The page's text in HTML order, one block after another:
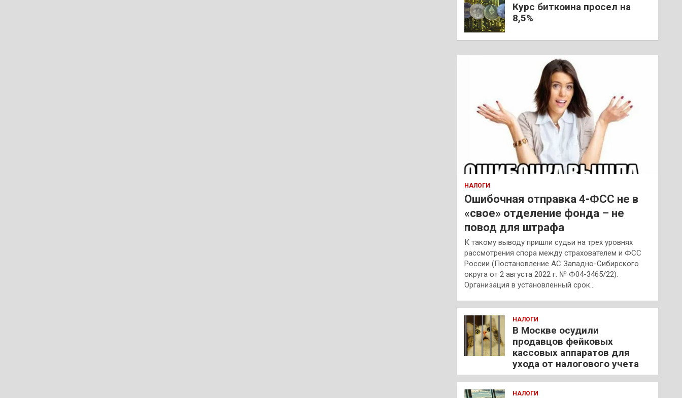
Курс биткоина просел на
8,5%
НАЛОГИ
Ошибочная отправка 4-ФСС не в
«свое» отделение фонда – не
повод для штрафа
К такому выводу пришли судьи на трех уровнях
рассмотрения спора между страхователем и ФСС
России (Постановление АС Западно-Сибирского
округа от 2 августа 2022 г. № Ф04-3465/22).
Организация в установленный срок…
НАЛОГИ
В Москве осудили
продавцов фейковых
кассовых аппаратов для
ухода от налогового учета
НАЛОГИ